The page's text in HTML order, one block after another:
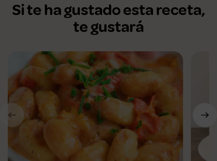
Si te ha gustado esta receta,
te gustará